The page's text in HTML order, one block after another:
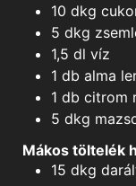
10 dkg
5 dkg
1,5 dl víz
1 db alma
1 db citrom
5 dkg
Mákos töltelék
15 dkg